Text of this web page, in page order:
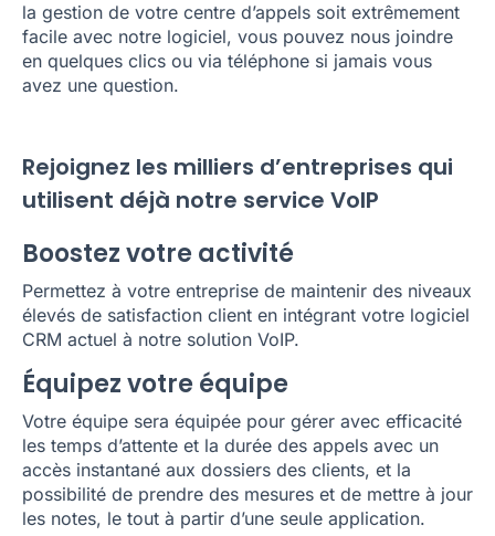
la gestion de votre centre d’appels soit extrêmement
facile avec notre logiciel, vous pouvez nous joindre
en quelques clics ou via téléphone si jamais vous
avez une question.
Rejoignez les milliers d’entreprises qui
utilisent déjà notre service VoIP
Boostez votre activité
Permettez à votre entreprise de maintenir des niveaux
élevés de satisfaction client en intégrant votre logiciel
CRM actuel à notre solution VoIP.
Équipez votre équipe
Votre équipe sera équipée pour gérer avec efficacité
les temps d’attente et la durée des appels avec un
accès instantané aux dossiers des clients, et la
possibilité de prendre des mesures et de mettre à jour
les notes, le tout à partir d’une seule application.